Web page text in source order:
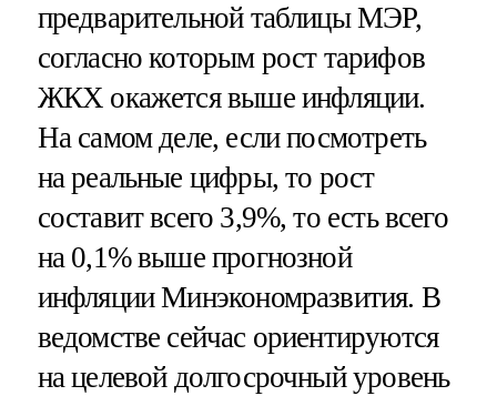
предварительной таблицы МЭР,
согласно которым рост тарифов
ЖКХ окажется выше инфляции.
На самом деле, если посмотреть
на реальные цифры, то рост
составит всего 3,9%, то есть всего
на 0,1% выше прогнозной
инфляции Минэкономразвития. В
ведомстве сейчас ориентируются
на целевой долгосрочный уровень